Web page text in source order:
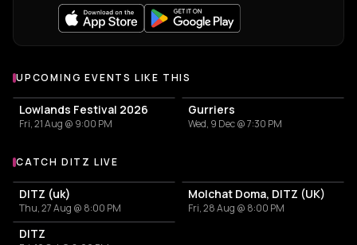
UPCOMING EVENTS LIKE THIS
Lowlands Festival 2026
Fri, 21 Aug @ 9:00 PM
Gurriers
Wed, 9 Dec @ 7:30 PM
More events with DITZ
CATCH DITZ LIVE
DITZ (uk)
Thu, 27 Aug @ 8:00 PM
Molchat Doma, DITZ (UK)
Fri, 28 Aug @ 8:00 PM
DITZ